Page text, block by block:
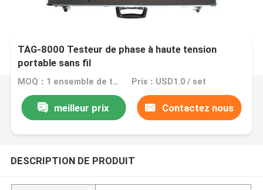
TAG-8000 Testeur de phase à haute tension
portable sans fil
MOQ：1 ensemble de testeurs de phase haute tension Prix：USD1.0 / set
meilleur prix Contactez nous
DESCRIPTION DE PRODUIT